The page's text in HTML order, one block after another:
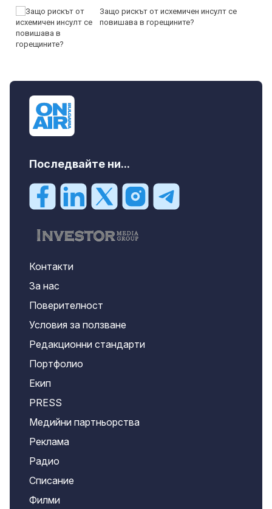
Защо рискът от исхемичен инсулт се
повишава в горещините?
Последвайте ни...
Контакти
За нас
Поверителност
Условия за ползване
Редакционни стандарти
Портфолио
Екип
PRESS
Медийни партньорства
Реклама
Радио
Списание
Филми